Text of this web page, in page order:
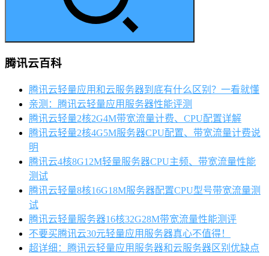
腾讯云百科
腾讯云轻量应用和云服务器到底有什么区别？一看就懂
亲测：腾讯云轻量应用服务器性能评测
腾讯云轻量2核2G4M带宽流量计费、CPU配置详解
腾讯云轻量2核4G5M服务器CPU配置、带宽流量计费说
明
腾讯云4核8G12M轻量服务器CPU主频、带宽流量性能
测试
腾讯云轻量8核16G18M服务器配置CPU型号带宽流量测
试
腾讯云轻量服务器16核32G28M带宽流量性能测评
不要买腾讯云30元轻量应用服务器真心不值得！
超详细：腾讯云轻量应用服务器和云服务器区别优缺点